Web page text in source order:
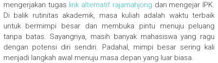
mengerjakan tugas link alternatif rajamahjong dan mengejar IPK.
Di balik rutinitas akademik, masa kuliah adalah waktu terbaik
untuk bermimpi besar dan membuka pintu menuju peluang
tanpa batas. Sayangnya, masih banyak mahasiswa yang ragu
dengan potensi diri sendiri. Padahal, mimpi besar sering kali
menjadi langkah awal menuju masa depan yang luar biasa.